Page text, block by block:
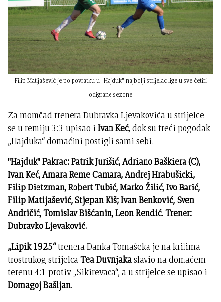
Filip Matijašević je po povratku u "Hajduk" najbolji strijelac lige u sve četiri
odigrane sezone
Za momčad trenera Dubravka Ljevakovića u strijelce
se u remiju 3:3 upisao iIvan Keć, dok su treći pogodak
„Hajduka“ domaćini postigli sami sebi.
"Hajduk" Pakrac: Patrik Jurišić, Adriano Baškiera (C),
Ivan Keć, Amara Reme Camara, Andrej Hrabušicki,
Filip Dietzman, Robert Tubić, Marko Žilić, Ivo Barić,
Filip Matijašević, Stjepan Kiš; Ivan Benković, Sven
Andričić, Tomislav Bišćanin, Leon Rendić. Trener:
Dubravko Ljevaković.
„Lipik 1925“trenera Danka Tomašeka je na krilima
trostrukog strijelcaTea Duvnjakaslavio na domaćem
terenu 4:1 protiv „Sikirevaca“, a u strijelce se upisao i
Domagoj Bašljan.